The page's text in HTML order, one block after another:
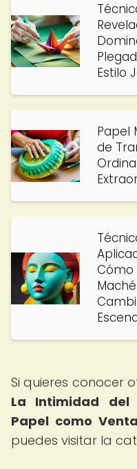
Estilo
Papel
de
Cómo
Si quieres conocer
La Intimidad del
Papel como
puedes visitar la